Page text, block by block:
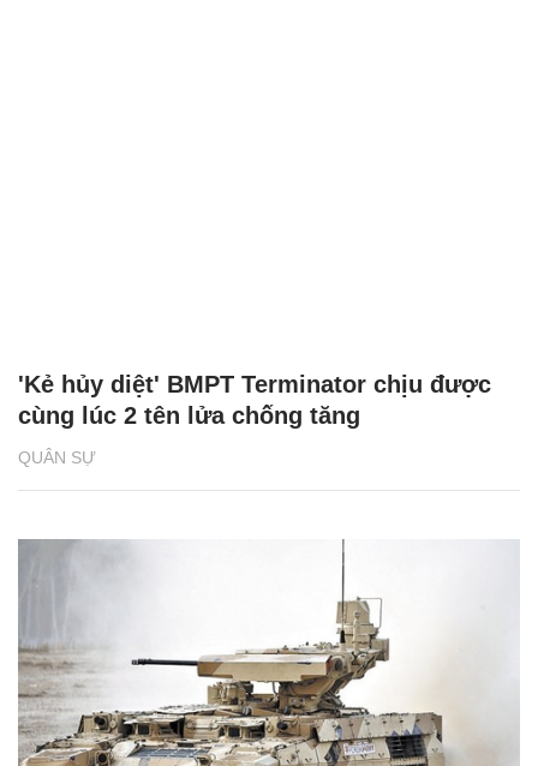
QUÂN SỰ
'Kẻ hủy diệt' BMPT Terminator chịu được
cùng lúc 2 tên lửa chống tăng